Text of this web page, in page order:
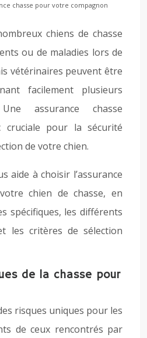
chasse pour votre compagnon
chiens de chasse
ou de maladies lors de
vétérinaires peuvent être
facilement plusieurs
assurance chasse
cruciale pour la sécurité
de votre chien.
aide à choisir l’assurance
chien de chasse, en
spécifiques, les différents
les critères de sélection
de la chasse pour
risques uniques pour les
de ceux rencontrés par